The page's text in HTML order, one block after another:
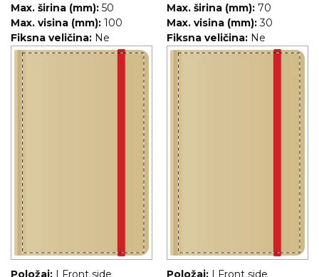
Max. širina (mm): 50
Max. visina (mm): 100
Fiksna veličina: Ne
Max. širina (mm): 70
Max. visina (mm): 30
Fiksna veličina: Ne
Položaj: I Front side
Položaj: I Front side